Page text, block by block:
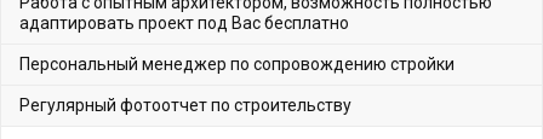
адаптировать проект под Вас бесплатно
Персональный менеджер по сопровождению стройки
Регулярный фотоотчет по строительству